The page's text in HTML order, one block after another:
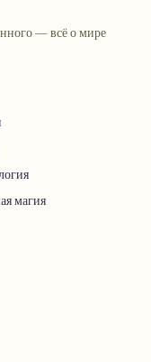
— всё о мире
магия